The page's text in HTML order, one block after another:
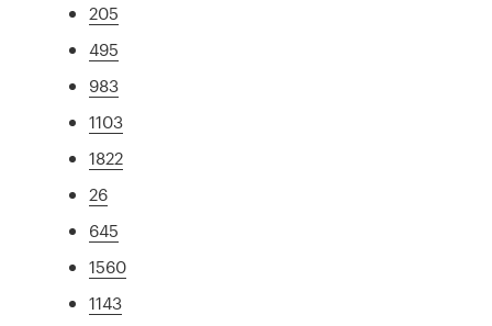
205
495
983
1103
1822
26
645
1560
1143